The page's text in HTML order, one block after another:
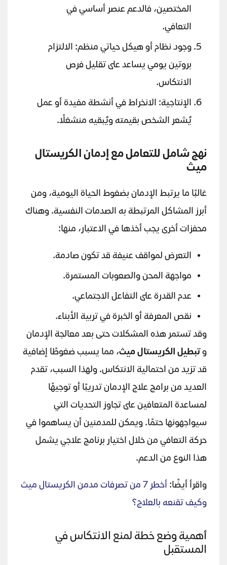
المختصين، فالدعم عنصر أساسي في
التعافي.
وجود نظام أو هيكل حياتي منظم: الالتزام
بروتين يومي يساعد على تقليل فرص
الانتكاس.
الإنتاجية: الانخراط في أنشطة مفيدة أو عمل
يُشعر الشخص بقيمته ويُبقيه منشغلًا.
نهج شامل للتعامل مع إدمان الكريستال
ميث
غالبًا ما يرتبط الإدمان بضغوط الحياة اليومية، ومن
أبرز المشاكل المرتبطة به الصدمات النفسية. وهناك
محفزات أخرى يجب أخذها في الاعتبار، منها:
التعرض لمواقف عنيفة قد تكون صادمة.
مواجهة المحن والصعوبات المستمرة.
عدم القدرة على التفاعل الاجتماعي.
نقص المعرفة أو الخبرة في تربية الأبناء.
وقد تستمر هذه المشكلات حتى بعد معالجة الإدمان
وتبطيل الكريستال ميث، مما يسبب ضغوطًا إضافية
قد تزيد من احتمالية الانتكاس. ولهذا السبب، تقدم
العديد من برامج علاج الإدمان تدريبًا أو توجيهًا
لمساعدة المتعافين على تجاوز التحديات التي
سيواجهونها حتمًا. ويمكن للمدمنين أن يساهموا في
حركة التعافي من خلال اختيار برنامج علاجي يشمل
هذا النوع من الدعم.
واقرأ أيضًا:
أخطر 7 من تصرفات مدمن الكريستال ميث
وكيف تقنعه بالعلاج؟
أهمية وضع خطة لمنع الانتكاس في
المستقبل